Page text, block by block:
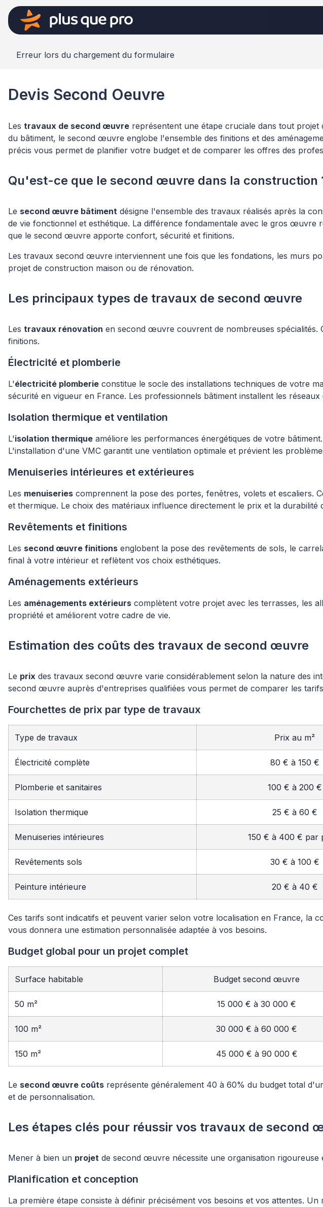
Erreur lors du chargement du formulaire
Devis Second Oeuvre
Les travaux de second œuvre représentent une étape cruciale dans tout
du bâtiment, le second œuvre englobe l'ensemble des finitions et des
précis vous permet de planifier votre budget et de comparer les offres des
Qu'est-ce que le second œuvre dans la construction
Le second œuvre bâtiment désigne l'ensemble des travaux réalisés après la
de vie fonctionnel et esthétique. La différence fondamentale avec le gros
que le second œuvre apporte confort, sécurité et finitions.
Les travaux second œuvre interviennent une fois que les fondations, les murs
projet de construction maison ou de rénovation.
Les principaux types de travaux de second œuvre
Les travaux rénovation en second œuvre couvrent de nombreuses spécialités.
finitions.
Électricité et plomberie
L'électricité plomberie constitue le socle des installations techniques de votre
sécurité en vigueur en France. Les professionnels bâtiment installent les
Isolation thermique et ventilation
L'isolation thermique améliore les performances énergétiques de votre
L'installation d'une VMC garantit une ventilation optimale et prévient les
Menuiseries intérieures et extérieures
Les menuiseries comprennent la pose des portes, fenêtres, volets et escaliers.
et thermique. Le choix des matériaux influence directement le prix et la durabilité
Revêtements et finitions
Les second œuvre finitions englobent la pose des revêtements de sols, le
final à votre intérieur et reflètent vos choix esthétiques.
Aménagements extérieurs
Les aménagements extérieurs complètent votre projet avec les terrasses, les
propriété et améliorent votre cadre de vie.
Estimation des coûts des travaux de second œuvre
Le prix des travaux second œuvre varie considérablement selon la nature des
second œuvre auprès d'entreprises qualifiées vous permet de comparer les
Fourchettes de prix par type de travaux
Type de travaux Prix au m²
Électricité complète 80 € à 150 €
Plomberie et sanitaires 100 € à 200 €
Isolation thermique 25 € à 60 €
Menuiseries intérieures 150 € à 400 € par
Revêtements sols 30 € à 100 €
Peinture intérieure 20 € à 40 €
Ces tarifs sont indicatifs et peuvent varier selon votre localisation en France, la
vous donnera une estimation personnalisée adaptée à vos besoins.
Budget global pour un projet complet
Surface habitable Budget second œuvre
50 m² 15 000 € à 30 000 €
100 m² 30 000 € à 60 000 €
150 m² 45 000 € à 90 000 €
Le second œuvre coûts représente généralement 40 à 60% du budget total
et de personnalisation.
Les étapes clés pour réussir vos travaux de second
Mener à bien un projet de second œuvre nécessite une organisation
Planification et conception
La première étape consiste à définir précisément vos besoins et vos attentes.